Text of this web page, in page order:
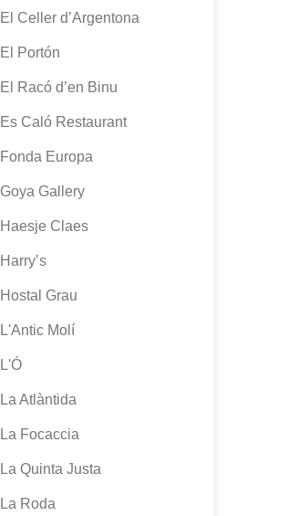
El Celler d’Argentona
El Portón
El Racó d’en Binu
Es Caló Restaurant
Fonda Europa
Goya Gallery
Haesje Claes
Harry’s
Hostal Grau
L'Antic Molí
L'Ó
La Atlàntida
La Focaccia
La Quinta Justa
La Roda